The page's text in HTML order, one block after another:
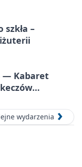
–
— Kabaret
wydarzenia